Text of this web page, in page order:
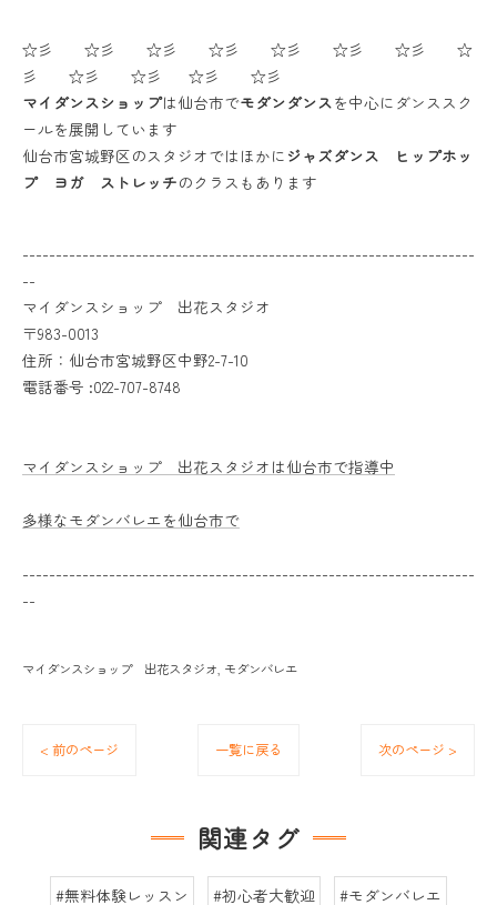
☆彡 ☆彡 ☆彡 ☆彡 ☆彡 ☆彡 ☆彡 ☆
彡 ☆彡 ☆彡 ☆彡 ☆彡
マイダンスショップは仙台市でモダンダンスを中心にダンススク
ールを展開しています
仙台市宮城野区のスタジオではほかに ジャズダンス ヒップホッ
プ ヨガ ストレッチのクラスもあります
--------------------------------------------------------------------
--
マイダンスショップ 出花スタジオ
〒983-0013
住所：仙台市宮城野区中野2-7-10
電話番号 :022-707-8748
マイダンスショップ 出花スタジオは仙台市で指導中
多様なモダンバレエを仙台市で
--------------------------------------------------------------------
--
マイダンスショップ 出花スタジオ モダンバレエ
< 前のページ 一覧に戻る 次のページ >
関連タグ
#無料体験レッスン #初心者大歓迎 #モダンバレエ